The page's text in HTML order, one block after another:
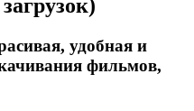
удобная и
фильмов,